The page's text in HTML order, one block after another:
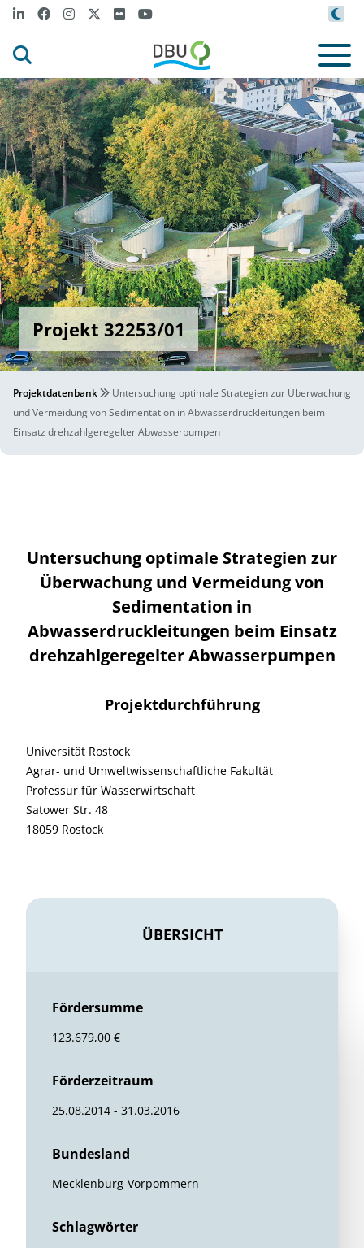
Projekt 32253/01
Projektdatenbank
Untersuchung optimale Strategien zur Überwachung
und Vermeidung von Sedimentation in Abwasserdruckleitungen beim
Einsatz drehzahlgeregelter Abwasserpumpen
Untersuchung optimale Strategien zur
Überwachung und Vermeidung von
Sedimentation in
Abwasserdruckleitungen beim Einsatz
drehzahlgeregelter Abwasserpumpen
Projektdurchführung
Universität Rostock
Agrar- und Umweltwissenschaftliche Fakultät
Professur für Wasserwirtschaft
Satower Str. 48
18059 Rostock
ÜBERSICHT
Fördersumme
123.679,00 €
Förderzeitraum
25.08.2014 - 31.03.2016
Bundesland
Mecklenburg-Vorpommern
Schlagwörter